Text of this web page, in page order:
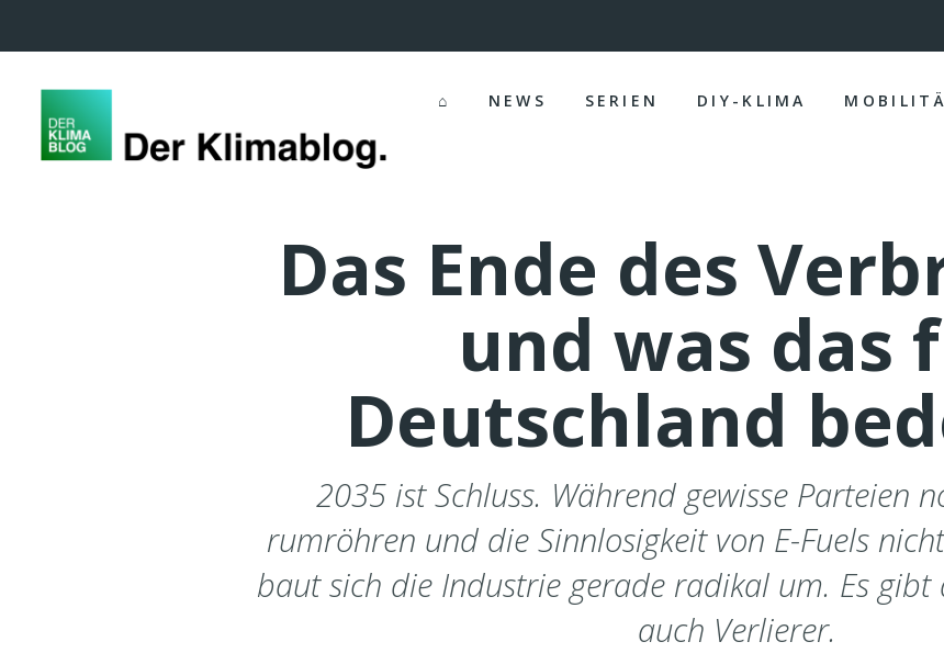
⌂ NEWS SERIEN DIY-KLIMA
Das Ende des
und was das
Deutschland
2035 ist Schluss. Während gewisse Parteien
rumröhren und die Sinnlosigkeit von E-Fuels
baut sich die Industrie gerade radikal um. Es
auch Verlierer.